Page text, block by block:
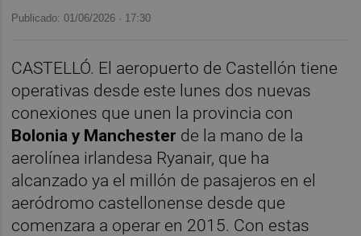
Publicado: 01/06/2026 · 17:30
CASTELLÓ. El aeropuerto de Castellón tiene
operativas desde este lunes dos nuevas
conexiones que unen la provincia con
Bolonia y Manchester de la mano de la
aerolínea irlandesa Ryanair, que ha
alcanzado ya el millón de pasajeros en el
aeródromo castellonense desde que
comenzara a operar en 2015. Con estas